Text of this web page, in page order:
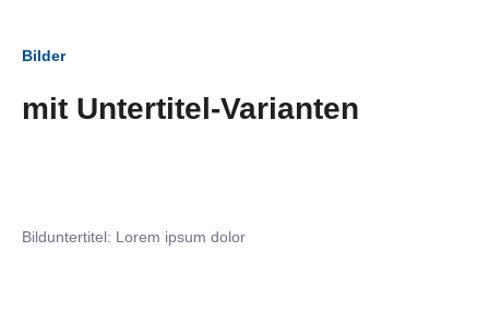
Bilder
mit Untertitel-Varianten
Bilduntertitel: Lorem ipsum dolor